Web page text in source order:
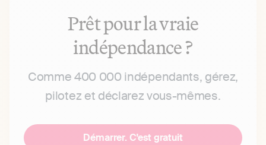
Prêt pour la vraie
indépendance ?
Comme 400 000 indépendants, gérez,
pilotez et déclarez vous-mêmes.
Démarrer. C'est gratuit